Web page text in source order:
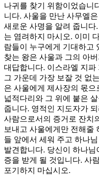
나귀를 찾기 위함이었습니
니다. 사울을 만난 사무엘
새로운 사명을 알려 줍니다
는 염려하지 마시오. 이미
람들이 누구에게 기대하고
찾는 왕은 사울과 그의 아
대답합니다. 이스라엘 지파
그 가운데 가장 보잘 것 없
은 사울에게 제사장의 몫
넓적다리와 그 위에 붙은
줍니다. 영적인 지도자가
사람으로서의 증거로 잔치
보내고 사울에게만 전해줄
들 앞에서 세워 주고 하나
발견합니다. 당신이 하나
증을 받게 될 것입니다. 사
포기하지 마십시오.